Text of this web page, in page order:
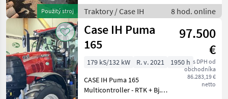
Použitý stroj
Lastschaltgetriebe, 40
km/h, Multicontroller, 4 Z
Traktory / Case IH 8 hod. online
Case IH Puma
165
97.500
€
s DPH od
obchodníka
86.283,19 €
netto
179 kS/132 kW R. v. 2021
1950 h
CASE IH Puma 165
Multicontroller - RTK + Bj.